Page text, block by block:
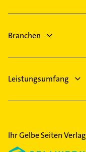
Isarvorstadt
Lochhausen
Maxvorstadt
Moosach
Neuhausen
Bauunternehmen
Branchen
Leistungsumfang
Ihr Gelbe Seiten Verlag